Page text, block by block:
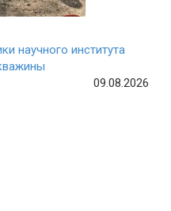
научного института
для скважины
09.08.2026